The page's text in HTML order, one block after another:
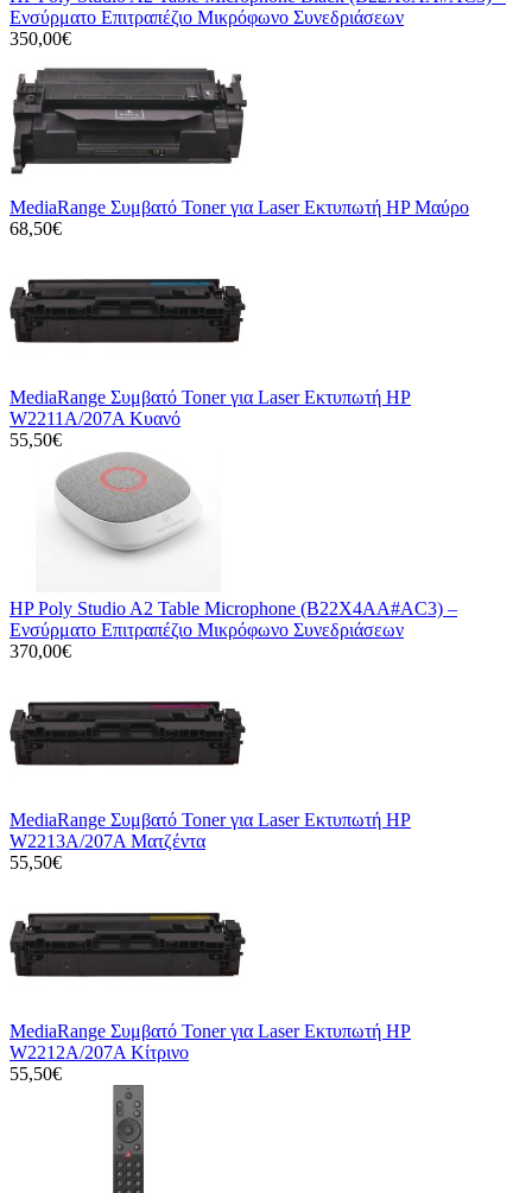
Ενσύρματο Επιτραπέζιο Μικρόφωνο Συνεδριάσεων
350,00€
MediaRange Συμβατό Toner για Laser Εκτυπωτή HP Μαύρο
68,50€
MediaRange Συμβατό Toner για Laser Εκτυπωτή HP
W2211A/207A Κυανό
55,50€
HP Poly Studio A2 Table Microphone (B22X4AA#AC3) –
Ενσύρματο Επιτραπέζιο Μικρόφωνο Συνεδριάσεων
370,00€
MediaRange Συμβατό Toner για Laser Εκτυπωτή HP
W2213A/207A Ματζέντα
55,50€
MediaRange Συμβατό Toner για Laser Εκτυπωτή HP
W2212A/207A Κίτρινο
55,50€